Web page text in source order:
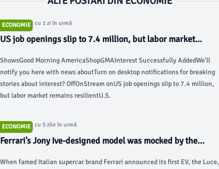
ECONOMIE
Articol postat cu 1 zi în urmă
US job openings slip to 7.4 million, but labor market
Breaking News, Latest News and Videos
ShowsGood Morning AmericaShopGMAInterest Successfully AddedWe'll
notify you here with news aboutTurn on desktop notifications for breaking
stories about interest? OffOnStream onUS job openings slip to 7.4 million,
but labor market remains resilientU.S.
ECONOMIE
Articol postat cu 5 zile în urmă
Ferrari’s Jony Ive-designed model was mocked by the
When famed Italian supercar brand Ferrari announced its first EV, the Luce,